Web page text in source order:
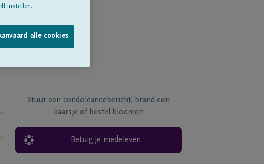
Stuur een condoléancebericht, brand een
kaarsje of bestel bloemen
Betuig je medeleven
instellen.
alle cookies